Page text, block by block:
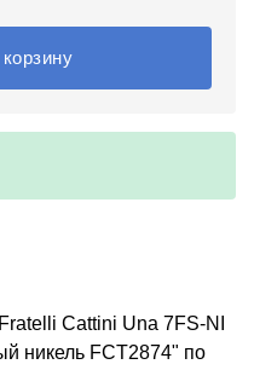
Cattini Una 7FS-NI
никель FCT2874" по